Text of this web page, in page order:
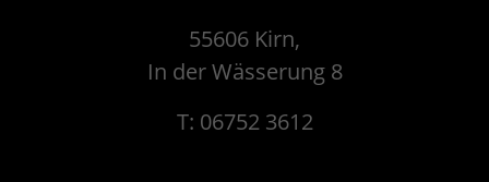
55606 Kirn,
In der Wässerung 8
T: 06752 3612